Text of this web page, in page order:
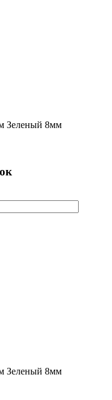
Зеленый 8мм
Зеленый 8мм